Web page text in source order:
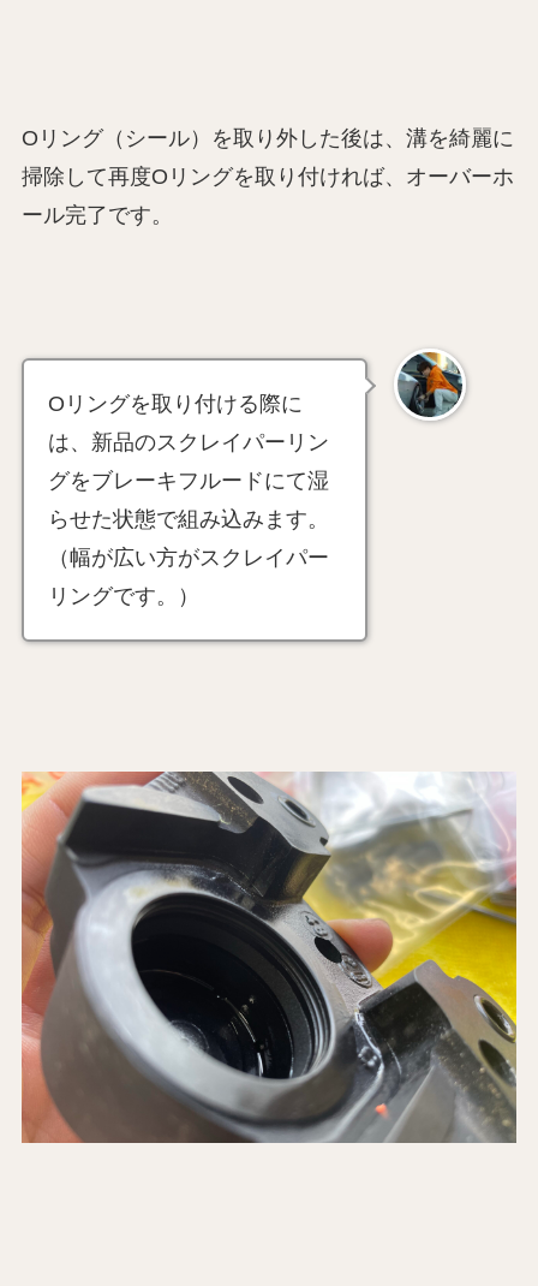
Oリング（シール）を取り外した後は、溝を綺麗に
掃除して再度Oリングを取り付ければ、オーバーホ
ール完了です。
Oリングを取り付ける際に
は、新品のスクレイパーリン
グをブレーキフルードにて湿
らせた状態で組み込みます。
（幅が広い方がスクレイパー
リングです。）